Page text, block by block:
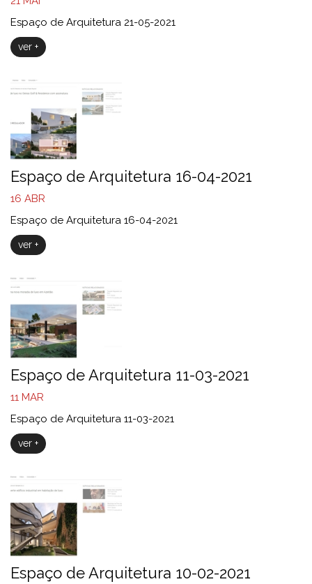
Espaço de Arquitetura 21-05-2021
ver +
Espaço de Arquitetura 16-04-2021
16 ABR
Espaço de Arquitetura 16-04-2021
ver +
Espaço de Arquitetura 11-03-2021
11 MAR
Espaço de Arquitetura 11-03-2021
ver +
Espaço de Arquitetura 10-02-2021